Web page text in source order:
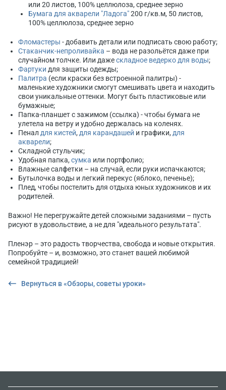
или 20 листов, 100% целлюлоза, среднее зерно
Бумага для акварели "Ладога"200 г/кв.м, 50 листов,
100% целлюлоза, среднее зерно
Фломастеры - добавить детали или подписать свою работу;
Стаканчик-непроливайка – вода не разольётся даже при
случайном толчке. Или дажескладное ведерко для воды;
Фартуки для защиты одежды;
Палитра (если краски без встроенной палитры) -
маленькие художники смогут смешивать цвета и находить
свои уникальные оттенки. Могут быть пластиковые или
бумажные;
Папка-планшет с зажимом (ссылка) - чтобы бумага не
улетела на ветру и удобно держалась на коленях.
Пенал для кистей, для карандашей и графики, для
акварели;
Складной стульчик;
Удобная папка, сумка или портфолио;
Влажные салфетки – на случай, если руки испачкаются;
Бутылочка воды и легкий перекус (яблоко, печенье);
Плед, чтобы постелить для отдыха юных художников и их
родителей.
Важно! Не перегружайте детей сложными заданиями – пусть
рисуют в удовольствие, а не для "идеального результата".
Пленэр – это радость творчества, свобода и новые открытия.
Попробуйте – и, возможно, это станет вашей любимой
семейной традицией!
Вернуться в «Обзоры, советы уроки»